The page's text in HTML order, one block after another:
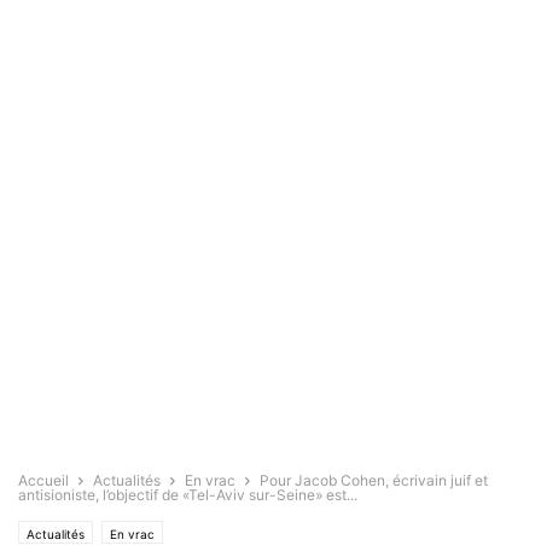
Accueil Actualités En vrac
Pour Jacob Cohen, écrivain juif et
antisioniste, l’objectif de «Tel-Aviv sur-Seine» est...
Actualités En vrac